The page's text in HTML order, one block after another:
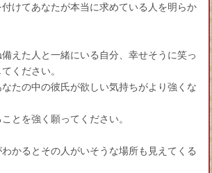
けてあなたが本当に求めている人を明らか
えた人と一緒にいる自分、幸せそうに笑っ
ください。
たの中の彼氏が欲しい気持ちがより強くな
とを強く願ってください。
かるとその人がいそうな場所も見えてくる